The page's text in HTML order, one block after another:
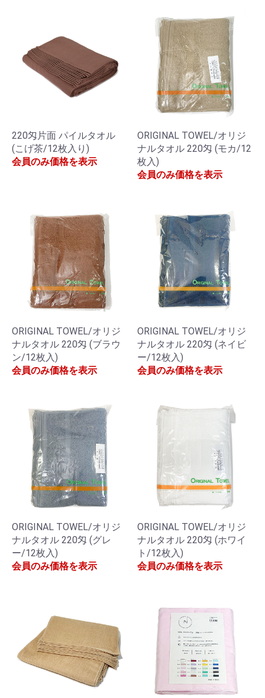
220匁片面 パイルタオル
(こげ茶/12枚入り)
会員のみ価格を表示
ORIGINAL TOWEL/オリジ
ナルタオル 220匁 (モカ/12
枚入)
会員のみ価格を表示
ORIGINAL TOWEL/オリジ
ナルタオル 220匁 (ブラウ
ン/12枚入)
会員のみ価格を表示
ORIGINAL TOWEL/オリジ
ナルタオル 220匁 (ネイビ
ー/12枚入)
会員のみ価格を表示
ORIGINAL TOWEL/オリジ
ナルタオル 220匁 (グレ
ー/12枚入)
会員のみ価格を表示
ORIGINAL TOWEL/オリジ
ナルタオル 220匁 (ホワイ
ト/12枚入)
会員のみ価格を表示